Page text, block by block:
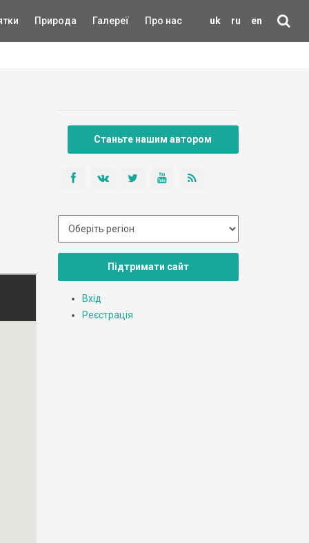
uk ru en
Природа Галереї Про нас
Станьте нашим автором
Підтримати сайт
Вхід
Реєстрація